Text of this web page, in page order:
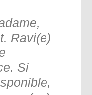
Ravi(e)
Si